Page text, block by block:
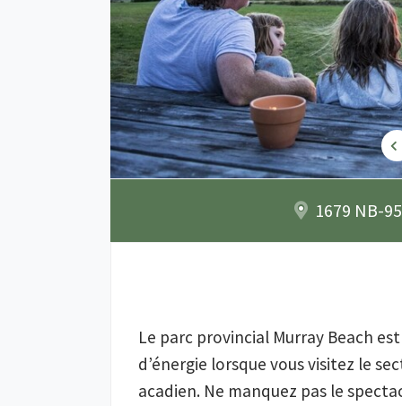
1679 NB-
Le parc provincial Murray Beach
d’énergie lorsque vous visitez le
acadien. Ne manquez pas le